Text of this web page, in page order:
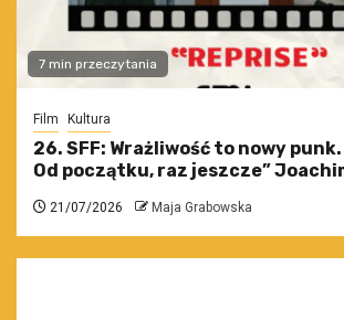
7 min przeczytania
Film Kultura
26. SFF: Wrażliwość to nowy punk.
Od początku, raz jeszcze”
21/07/2026 Maja Grabowska